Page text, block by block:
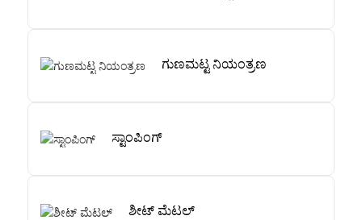
ಗುಣಮಟ್ಟ ನಿಯಂತ್ರಣ
ಸ್ಟಾಂಪಿಂಗ್
ಶೀಟ್ ಮೆಟಲ್